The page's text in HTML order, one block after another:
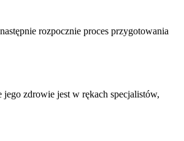
rozpocznie proces przygotowania
zdrowie jest w rękach specjalistów,